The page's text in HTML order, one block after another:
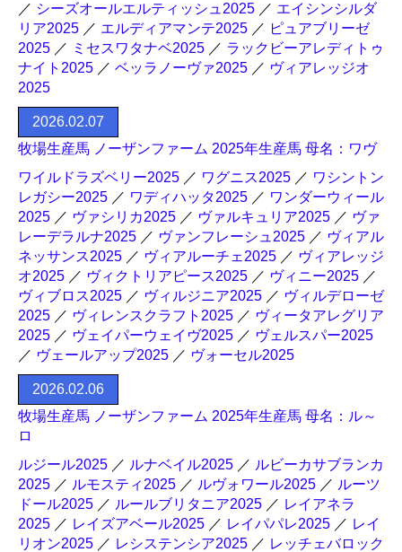
／ シーズオールエルティッシュ2025 ／ エイシンシルダ
リア2025 ／ エルディアマンテ2025 ／ ピュアブリーゼ
2025 ／ ミセスワタナベ2025 ／ ラックビーアレディトゥ
ナイト2025 ／ ベッラノーヴァ2025 ／ ヴィアレッジオ
2025
2026.02.07
牧場生産馬 ノーザンファーム 2025年生産馬 母名：ワヴ
ワイルドラズベリー2025 ／ ワグニス2025 ／ ワシントン
レガシー2025 ／ ワディハッタ2025 ／ ワンダーウィール
2025 ／ ヴァシリカ2025 ／ ヴァルキュリア2025 ／ ヴァ
レーデラルナ2025 ／ ヴァンフレーシュ2025 ／ ヴィアル
ネッサンス2025 ／ ヴィアルーチェ2025 ／ ヴィアレッジ
オ2025 ／ ヴィクトリアピース2025 ／ ヴィニー2025 ／
ヴィブロス2025 ／ ヴィルジニア2025 ／ ヴィルデローゼ
2025 ／ ヴィレンスクラフト2025 ／ ヴィータアレグリア
2025 ／ ヴェイパーウェイヴ2025 ／ ヴェルスパー2025
／ ヴェールアップ2025 ／ ヴォーセル2025
2026.02.06
牧場生産馬 ノーザンファーム 2025年生産馬 母名：ル～
ロ
ルジール2025 ／ ルナベイル2025 ／ ルビーカサブランカ
2025 ／ ルモスティ2025 ／ ルヴォワール2025 ／ ルーツ
ドール2025 ／ ルールブリタニア2025 ／ レイアネラ
2025 ／ レイズアベール2025 ／ レイパパレ2025 ／ レイ
リオン2025 ／ レシステンシア2025 ／ レッチェバロック